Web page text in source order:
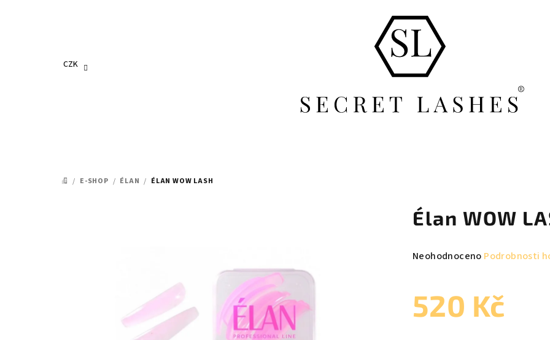
CZK
DOMŮ
/ E-SHOP / ÉLAN / ÉLAN WOW LASH
Élan WOW
Průměrné
je
0,0
Neohodnoceno Podrobnosti
520 Kč